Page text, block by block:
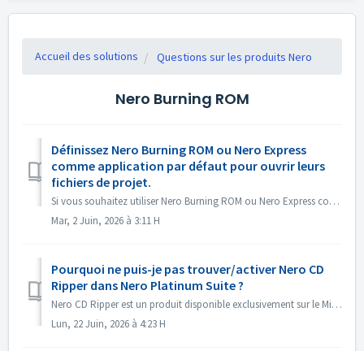
Accueil des solutions Questions sur les produits Nero
Nero Burning ROM
Définissez Nero Burning ROM ou Nero Express
comme application par défaut pour ouvrir leurs
fichiers de projet.
Si vous souhaitez utiliser Nero Burning ROM ou Nero Express comme application par défaut pour ouvrir les fichiers de projet Nero Burning ROM ou les projets ...
Mar, 2 Juin, 2026 à 3:11 H
Pourquoi ne puis-je pas trouver/activer Nero CD
Ripper dans Nero Platinum Suite ?
Nero CD Ripper est un produit disponible exclusivement sur le Microsoft Store (https://apps.microsoft.com/detail/9NSNQ0CPD06G) et n'est pas inclus dans ...
Lun, 22 Juin, 2026 à 4:23 H